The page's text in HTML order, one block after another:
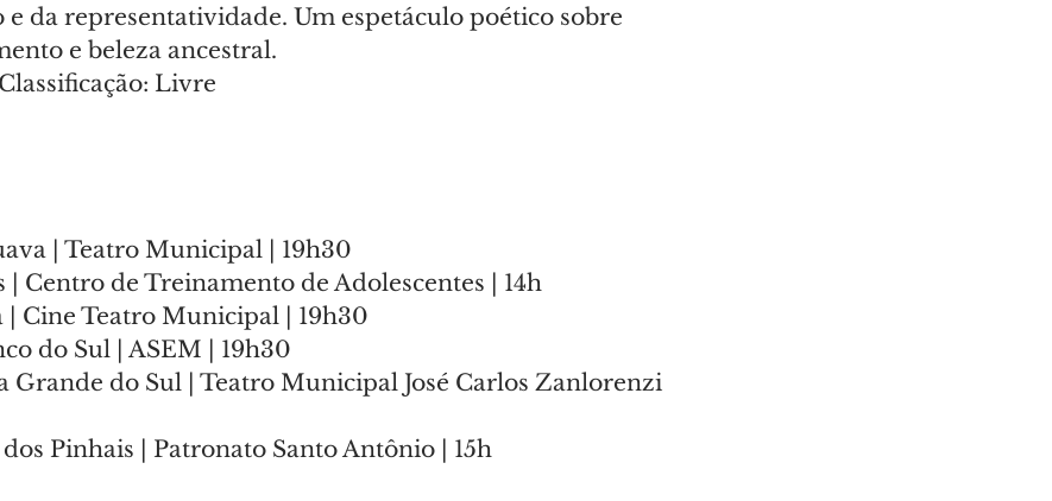
e da representatividade. Um espetáculo poético sobre
e beleza ancestral.
Livre
| Teatro Municipal | 19h30
| Centro de Treinamento de Adolescentes | 14h
| Cine Teatro Municipal | 19h30
do Sul | ASEM | 19h30
Grande do Sul | Teatro Municipal José Carlos Zanlorenzi
dos Pinhais | Patronato Santo Antônio | 15h